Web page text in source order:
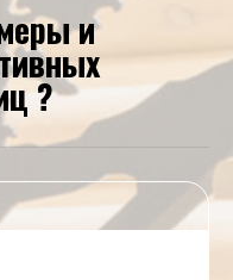
и
?